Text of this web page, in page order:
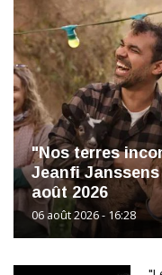
"Nos terres
Jeanfi
août 2026
06 août 2026 - 16:28